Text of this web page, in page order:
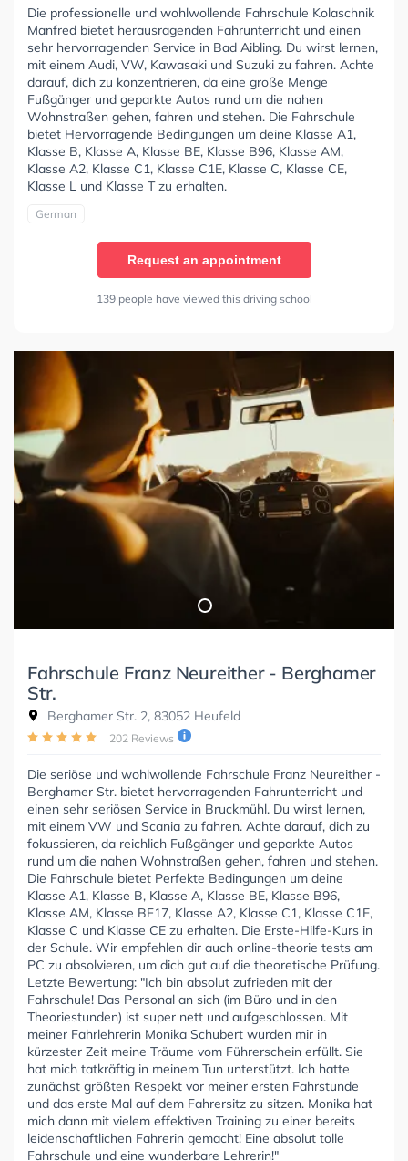
Die professionelle und wohlwollende Fahrschule Kolaschnik
Manfred bietet herausragenden Fahrunterricht und einen
sehr hervorragenden Service in Bad Aibling. Du wirst lernen,
mit einem Audi, VW, Kawasaki und Suzuki zu fahren. Achte
darauf, dich zu konzentrieren, da eine große Menge
Fußgänger und geparkte Autos rund um die nahen
Wohnstraßen gehen, fahren und stehen. Die Fahrschule
bietet Hervorragende Bedingungen um deine Klasse A1,
Klasse B, Klasse A, Klasse BE, Klasse B96, Klasse AM,
Klasse A2, Klasse C1, Klasse C1E, Klasse C, Klasse CE,
Klasse L und Klasse T zu erhalten.
German
Request an appointment
139 people have viewed this driving school
Fahrschule Franz Neureither - Berghamer
Str.
Berghamer Str. 2, 83052 Heufeld
202 Reviews
Die seriöse und wohlwollende Fahrschule Franz Neureither -
Berghamer Str. bietet hervorragenden Fahrunterricht und
einen sehr seriösen Service in Bruckmühl. Du wirst lernen,
mit einem VW und Scania zu fahren. Achte darauf, dich zu
fokussieren, da reichlich Fußgänger und geparkte Autos
rund um die nahen Wohnstraßen gehen, fahren und stehen.
Die Fahrschule bietet Perfekte Bedingungen um deine
Klasse A1, Klasse B, Klasse A, Klasse BE, Klasse B96,
Klasse AM, Klasse BF17, Klasse A2, Klasse C1, Klasse C1E,
Klasse C und Klasse CE zu erhalten. Die Erste-Hilfe-Kurs in
der Schule. Wir empfehlen dir auch online-theorie tests am
PC zu absolvieren, um dich gut auf die theoretische Prüfung.
Letzte Bewertung: "Ich bin absolut zufrieden mit der
Fahrschule! Das Personal an sich (im Büro und in den
Theoriestunden) ist super nett und aufgeschlossen. Mit
meiner Fahrlehrerin Monika Schubert wurden mir in
kürzester Zeit meine Träume vom Führerschein erfüllt. Sie
hat mich tatkräftig in meinem Tun unterstützt. Ich hatte
zunächst größten Respekt vor meiner ersten Fahrstunde
und das erste Mal auf dem Fahrersitz zu sitzen. Monika hat
mich dann mit vielem effektiven Training zu einer bereits
leidenschaftlichen Fahrerin gemacht! Eine absolut tolle
Fahrschule und eine wunderbare Lehrerin!"